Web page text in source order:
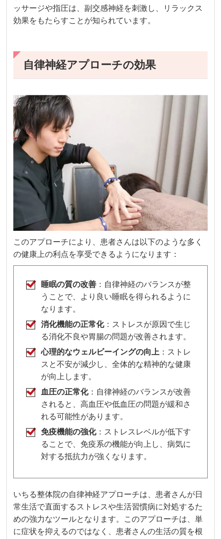
ッサージや指圧は、副交感神経を刺激し、リラックス
効果をもたらすことが知られています。
自律神経アプローチの効果
このアプローチにより、患者さんは以下のような多く
の健康上の利点を享受できるようになります：
睡眠の質の改善 ：自律神経のバランスが整
うことで、より良い睡眠を得られるように
なります。
消化機能の正常化：ストレスが原因で生じ
る消化不良や胃腸の問題が改善されます。
心理的なウェルビーイングの向上 ：ストレ
スと不安が減少し、全体的な精神的な健康
が向上します。
血圧の正常化：自律神経のバランスが改善
されると、高血圧や低血圧の問題が緩和さ
れる可能性があります。
免疫機能の強化：ストレスレベルが低下す
ることで、免疫系の機能が向上し、病気に
対する抵抗力が強くなります。
いちる整体院の自律神経アプローチは、患者さんが日
常生活で直面するストレスや生活習慣病に対処するた
めの強力なツールとなります。このアプローチは、単
に症状を抑えるのではなく、患者さんの生活の質を根